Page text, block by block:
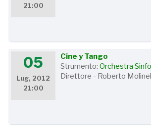
21:00
05
Lug, 2012
21:00
Cine y Tango
Strumento:Orchestra
Direttore - Roberto